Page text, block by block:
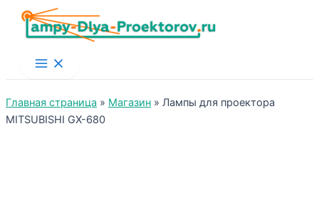
Main
Menu
Главная страница » Магазин » Лампы для проектора
MITSUBISHI GX-680